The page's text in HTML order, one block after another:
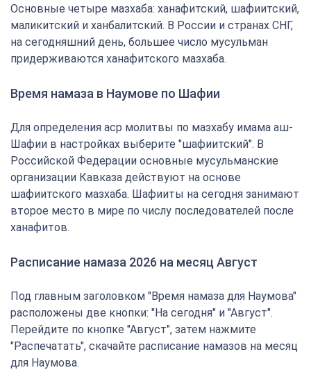
Основные четыре мазхаба: ханафитский, шафиитский,
маликитский и ханбалитский. В России и странах СНГ,
на сегодняшний день, большее число мусульман
придерживаются ханафитского мазхаба.
Время намаза в Наумове по Шафии
Для определения аср молитвы по мазхабу имама аш-
Шафии в настройках выберите "шафиитский". В
Российской Федерации основные мусульманские
организации Кавказа действуют на основе
шафиитского мазхаба. Шафииты на сегодня занимают
второе место в мире по числу последователей после
ханафитов.
Расписание намаза 2026 на месяц Август
Под главным заголовком "Время намаза для Наумова"
расположены две кнопки: "На сегодня" и "Август".
Перейдите по кнопке "Август", затем нажмите
"Распечатать", скачайте расписание намазов на месяц
для Наумова.